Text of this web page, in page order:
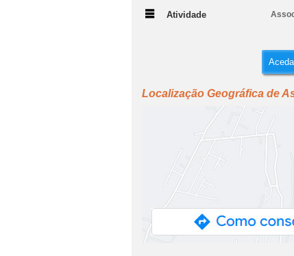
Atividade
Localização Geográfica de